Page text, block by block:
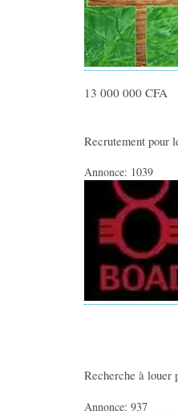
13 000 000 CFA
Recrutement pour
Annonce: 1039
Recherche à louer
Annonce: 937